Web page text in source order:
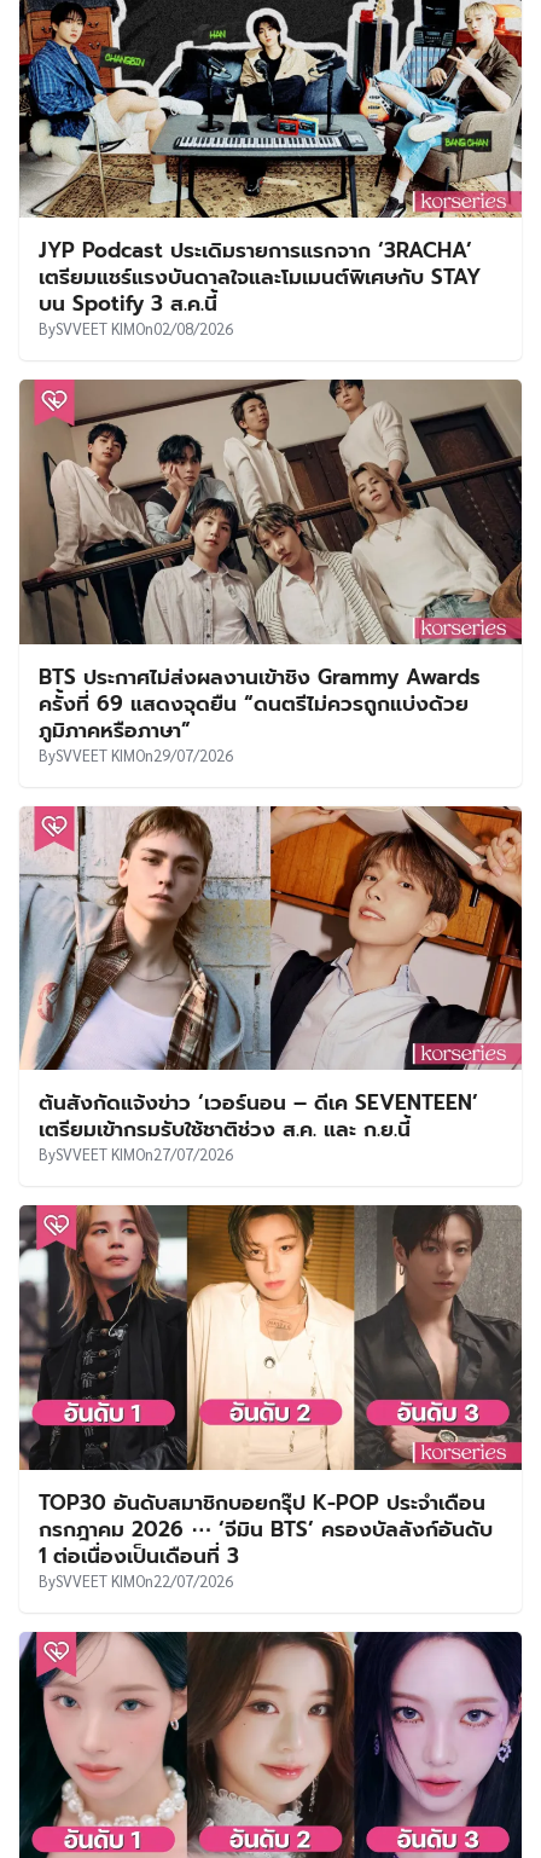
JYP Podcast ประเดิมรายการแรกจาก ‘3RACHA’
เตรียมแชร์แรงบันดาลใจและโมเมนต์พิเศษกับ STAY
บน Spotify 3 ส.ค.นี้
BySVVEET KIMOn02/08/2026
BTS ประกาศไม่ส่งผลงานเข้าชิง Grammy Awards
ครั้งที่ 69 แสดงจุดยืน “ดนตรีไม่ควรถูกแบ่งด้วย
ภูมิภาคหรือภาษา”
BySVVEET KIMOn29/07/2026
ต้นสังกัดแจ้งข่าว ‘เวอร์นอน – ดีเค SEVENTEEN’
เตรียมเข้ากรมรับใช้ชาติช่วง ส.ค. และ ก.ย.นี้
BySVVEET KIMOn27/07/2026
TOP30 อันดับสมาชิกบอยกรุ๊ป K-POP ประจำเดือน
กรกฎาคม 2026 ⋯ ‘จีมิน BTS’ ครองบัลลังก์อันดับ
1 ต่อเนื่องเป็นเดือนที่ 3
BySVVEET KIMOn22/07/2026